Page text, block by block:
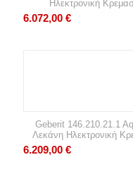
Ηλεκτρονική
6.072,00 €
Geberit 146.210.21.1
Λεκάνη Ηλεκτρονική
6.209,00 €